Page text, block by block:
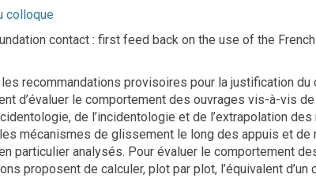
colloque
contact : first feed back on the use of the
les recommandations provisoires pour la justification
d’évaluer le comportement des ouvrages vis-à-vis
de l’incidentologie et de l’extrapolation
mécanismes de glissement le long des appuis et
particulier analysés. Pour évaluer le comportement
proposent de calculer, plot par plot, l’équivalent